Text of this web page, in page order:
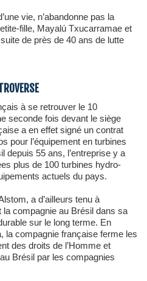
vie, n’abandonne pas la
fille, Mayalú Txucarramae et
de près de 40 ans de lutte
seconde fois devant le siège
a en effet signé un contrat
pour l’équipement en turbines
depuis 55 ans, l’entreprise y a
plus de 100 turbines hydro-
actuels du pays.
a d’ailleurs tenu à
la compagnie au Brésil dans sa
sur le long terme. En
la compagnie française ferme les
des droits de l’Homme et
Brésil par les compagnies